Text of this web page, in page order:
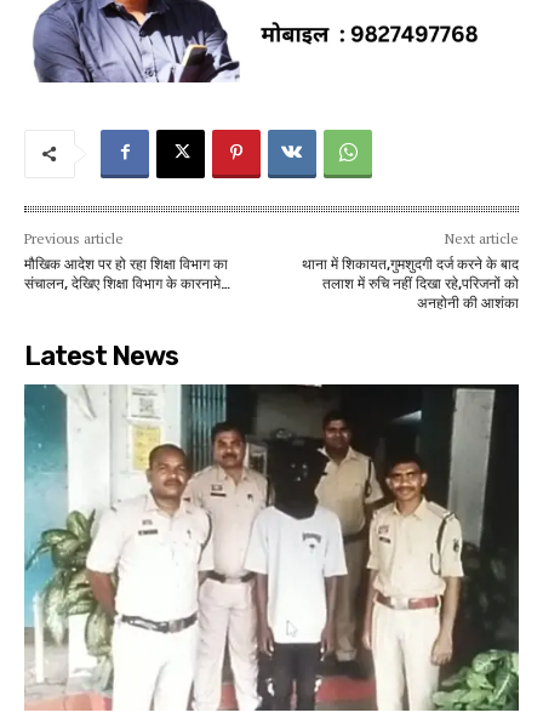
Previous article
मौखिक आदेश पर हो रहा शिक्षा विभाग का
संचालन, देखिए शिक्षा विभाग के कारनामे…
Next article
थाना में शिकायत,गुमशुदगी दर्ज करने के बाद
तलाश में रुचि नहीं दिखा रहे,परिजनों को
अनहोनी की आशंका
Latest News